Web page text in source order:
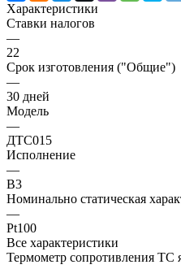
Характеристики
Ставки налогов
—
22
Срок изготовления ("Общие")
—
30 дней
Модель
—
ДТС015
Исполнение
—
В3
Номинально статическая
—
Pt100
Все характеристики
Термометр сопротивления ТС